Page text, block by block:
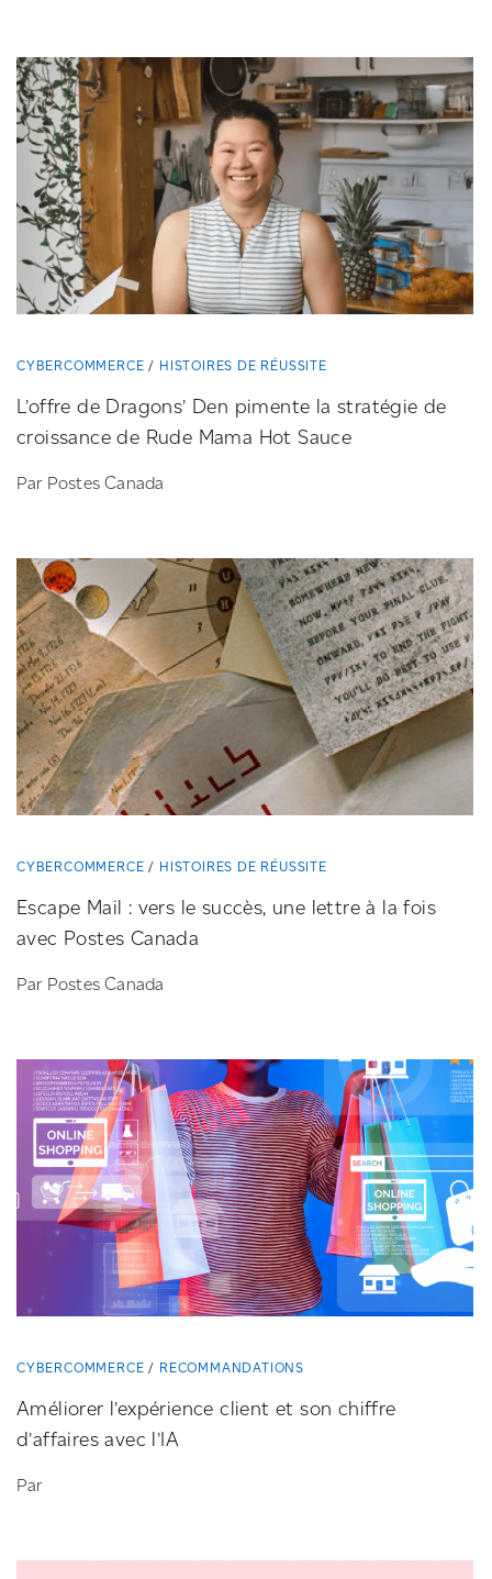
CYBERCOMMERCE HISTOIRES DE RÉUSSITE
L’offre de Dragons’ Den pimente la stratégie de
croissance de Rude Mama Hot Sauce
Par Postes Canada
CYBERCOMMERCE HISTOIRES DE RÉUSSITE
Escape Mail : vers le succès, une lettre à la fois
avec Postes Canada
Par Postes Canada
CYBERCOMMERCE RECOMMANDATIONS
Améliorer l’expérience client et son chiffre
d’affaires avec l’IA
Par